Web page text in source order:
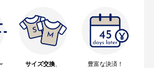
サイズ交換
豊富な決済！